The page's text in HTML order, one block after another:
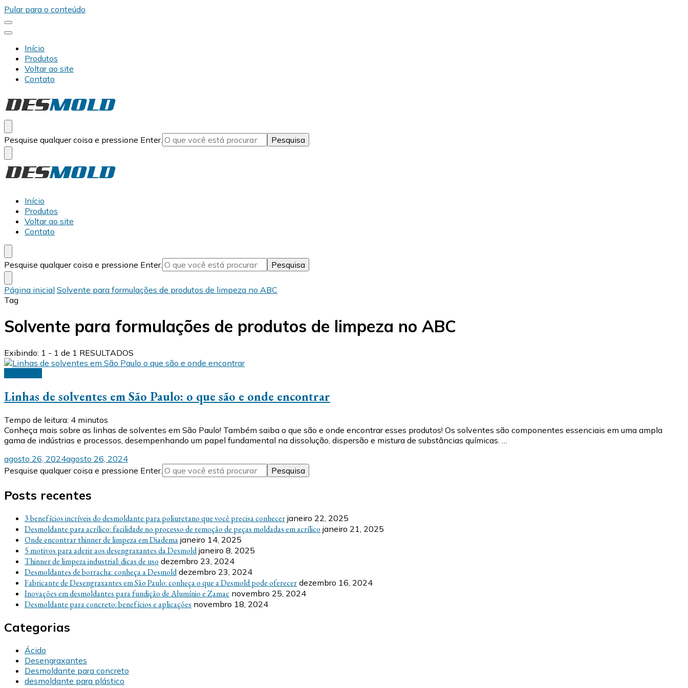
Pular para o conteúdo
Início
Produtos
Voltar ao site
Contato
Desmold
Blog Desmold
Procurando
algo?
Pesquise qualquer coisa e pressione Enter.
Desmold
Blog Desmold
Início
Produtos
Voltar ao site
Contato
Procurando
algo?
Pesquise qualquer coisa e pressione Enter.
Página inicial Solvente para formulações de produtos de limpeza no ABC
Tag
Solvente para formulações de produtos de limpeza no ABC
Exibindo: 1 - 1 de 1 RESULTADOS
Linhas de solventes em São Paulo: o que são e onde encontrar
Tempo de leitura: 4 minutos
Conheça mais sobre as linhas de solventes em São Paulo! Também saiba o que são e onde encontrar esses produtos! Os solventes são componentes essenciais em uma ampla
gama de indústrias e processos, desempenhando um papel fundamental na dissolução, dispersão e mistura de substâncias químicas. …
agosto 26, 2024agosto 26, 2024
Procurando
algo?
Pesquise qualquer coisa e pressione Enter.
Posts recentes
3 benefícios incríveis do desmoldante para poliuretano que você precisa conhecer janeiro 22, 2025
Desmoldante para acrílico: facilidade no processo de remoção de peças moldadas em acrílico janeiro 21, 2025
Onde encontrar thinner de limpeza em Diadema janeiro 14, 2025
5 motivos para aderir aos desengraxantes da Desmold janeiro 8, 2025
Thinner de limpeza industrial: dicas de uso dezembro 23, 2024
Desmoldantes de borracha: conheça a Desmold dezembro 23, 2024
Fabricante de Desengraxantes em São Paulo: conheça o que a Desmold pode oferecer dezembro 16, 2024
Inovações em desmoldantes para fundição de Alumínio e Zamac novembro 25, 2024
Desmoldante para concreto: benefícios e aplicações novembro 18, 2024
Categorias
Ácido
Desengraxantes
Desmoldante para concreto
desmoldante para plástico